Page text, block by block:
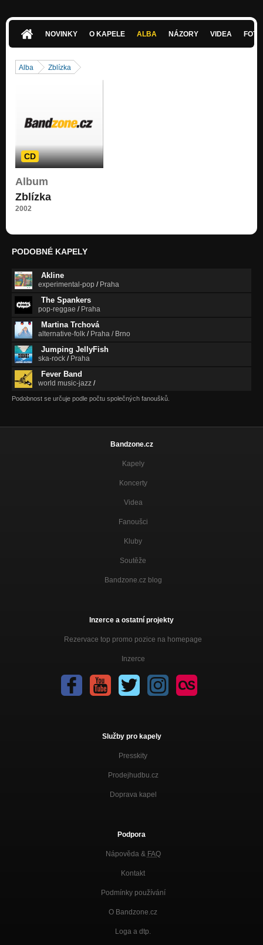
Ospalá
Zblízka
Rozprávění
Rozprávění
NOVINKY O KAPELE ALBA NÁZORY VIDEA
Alba Zblízka
CD
Album
Zblízka
2002
PODOBNÉ KAPELY
Akline
experimental-pop / Praha
The Spankers
pop-reggae / Praha
Martina Trchová
alternative-folk / Praha / Brno
Jumping JellyFish
ska-rock / Praha
Fever Band
world music-jazz /
Podobnost se určuje podle počtu společných fanoušků.
Bandzone.cz
Kapely
Koncerty
Videa
Fanoušci
Kluby
Soutěže
Bandzone.cz blog
Inzerce a ostatní projekty
Rezervace top promo pozice na homepage
Inzerce
Služby pro kapely
Presskity
Prodejhudbu.cz
Doprava kapel
Podpora
Nápověda & FAQ
Kontakt
Podmínky používání
O Bandzone.cz
Loga a dtp.